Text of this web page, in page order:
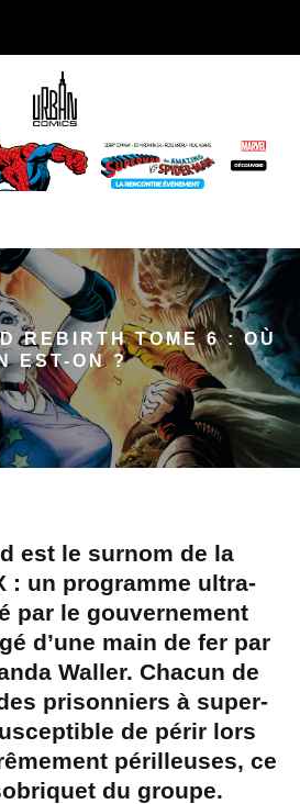
REBIRTH TOME 6 : OÙ
EST-ON ?
est le surnom de la
: un programme ultra-
par le gouvernement
d’une main de fer par
Waller. Chacun de
prisonniers à super-
de périr lors
périlleuses, ce
du groupe.